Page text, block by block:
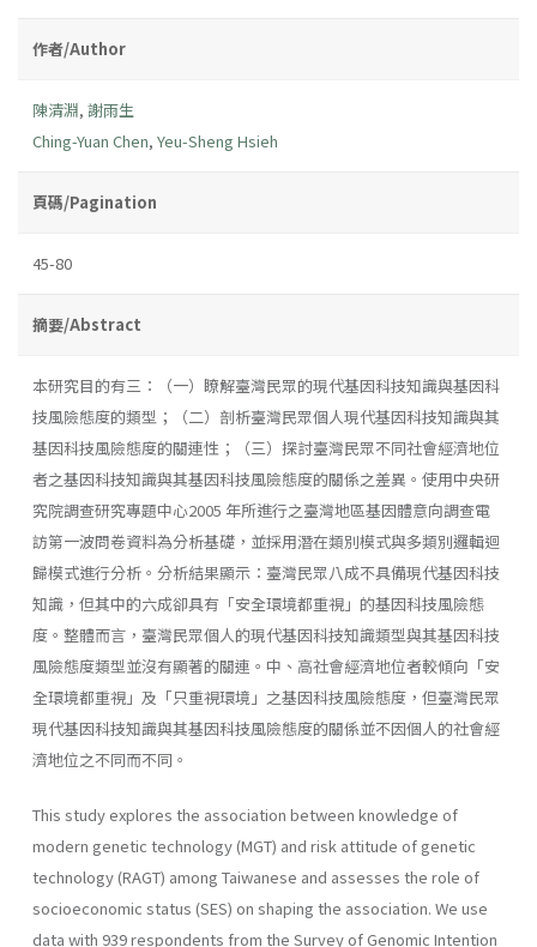
作者/Author
陳清淵, 謝雨生
Ching-Yuan Chen, Yeu-Sheng Hsieh
頁碼/Pagination
45-80
摘要/Abstract
本研究目的有三：（一）瞭解臺灣民眾的現代基因科技知識與基因科
技風險態度的類型；（二）剖析臺灣民眾個人現代基因科技知識與其
基因科技風險態度的關連性；（三）探討臺灣民眾不同社會經濟地位
者之基因科技知識與其基因科技風險態度的關係之差異。使用中央研
究院調查研究專題中心2005 年所進行之臺灣地區基因體意向調查電
訪第一波問卷資料為分析基礎，並採用潛在類別模式與多類別邏輯迴
歸模式進行分析。分析結果顯示：臺灣民眾八成不具備現代基因科技
知識，但其中的六成卻具有「安全環境都重視」的基因科技風險態
度。整體而言，臺灣民眾個人的現代基因科技知識類型與其基因科技
風險態度類型並沒有顯著的關連。中、高社會經濟地位者較傾向「安
全環境都重視」及「只重視環境」之基因科技風險態度，但臺灣民眾
現代基因科技知識與其基因科技風險態度的關係並不因個人的社會經
濟地位之不同而不同。
This study explores the association between knowledge of
modern genetic technology (MGT) and risk attitude of genetic
technology (RAGT) among Taiwanese and assesses the role of
socioeconomic status (SES) on shaping the association. We use
data with 939 respondents from the Survey of Genomic Intention